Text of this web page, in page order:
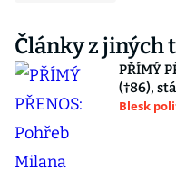
Články z jiných
PŘÍMÝ
(†86),
Blesk